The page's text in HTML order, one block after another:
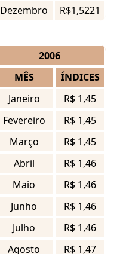
Dezembro
R$1,5221
2006
MÊS
ÍNDICES
Janeiro
R$ 1,45
Fevereiro
R$ 1,45
Março
R$ 1,45
Abril
R$ 1,46
Maio
R$ 1,46
Junho
R$ 1,46
Julho
R$ 1,46
Agosto
R$ 1,47